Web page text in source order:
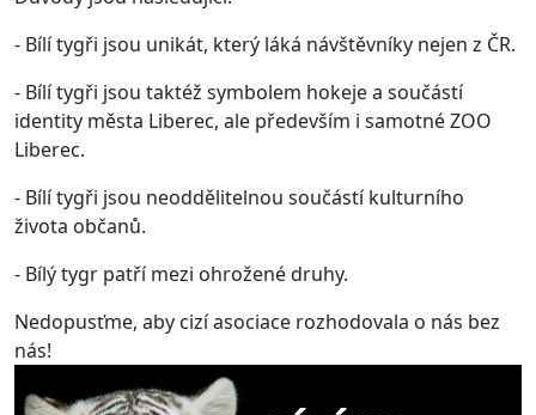
- Bílí tygři jsou unikát, který láká návštěvníky nejen z ČR.
- Bílí tygři jsou taktéž symbolem hokeje a součástí
identity města Liberec, ale především i samotné ZOO
Liberec.
- Bílí tygři jsou neoddělitelnou součástí kulturního
života občanů.
- Bílý tygr patří mezi ohrožené druhy.
Nedopusťme, aby cizí asociace rozhodovala o nás bez
nás!